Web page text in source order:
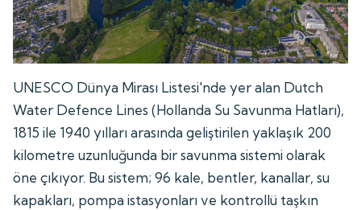
UNESCO Dünya Mirası Listesi'nde yer alan Dutch
Water Defence Lines (Hollanda Su Savunma Hatları),
1815 ile 1940 yılları arasında geliştirilen yaklaşık 200
kilometre uzunluğunda bir savunma sistemi olarak
öne çıkıyor. Bu sistem; 96 kale, bentler, kanallar, su
kapakları, pompa istasyonları ve kontrollü taşkın